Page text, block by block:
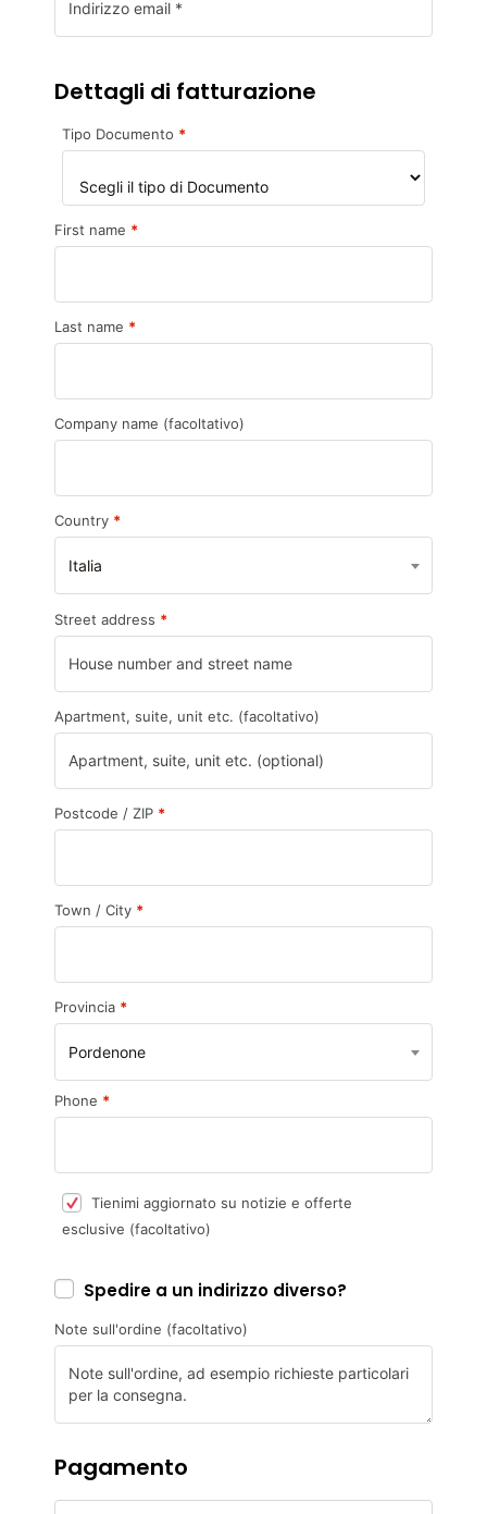
Dettagli di fatturazione
Tipo Documento *
First name *
Last name *
Company name (facoltativo)
Country *
Italia
Street address *
Apartment, suite, unit etc. (facoltativo)
Postcode / ZIP *
Town / City *
Provincia *
Pordenone
Phone *
Tienimi aggiornato su notizie e offerte
esclusive (facoltativo)
Spedire a un indirizzo diverso?
Note sull'ordine (facoltativo)
Pagamento